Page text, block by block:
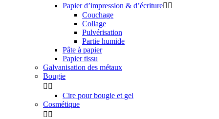
Papier d’impression & d’écriture 
Couchage
Collage
Pulvérisation
Partie humide
Pâte à papier
Papier tissu
Galvanisation des métaux
Bougie
 
Cire pour bougie et gel
Cosmétique
 